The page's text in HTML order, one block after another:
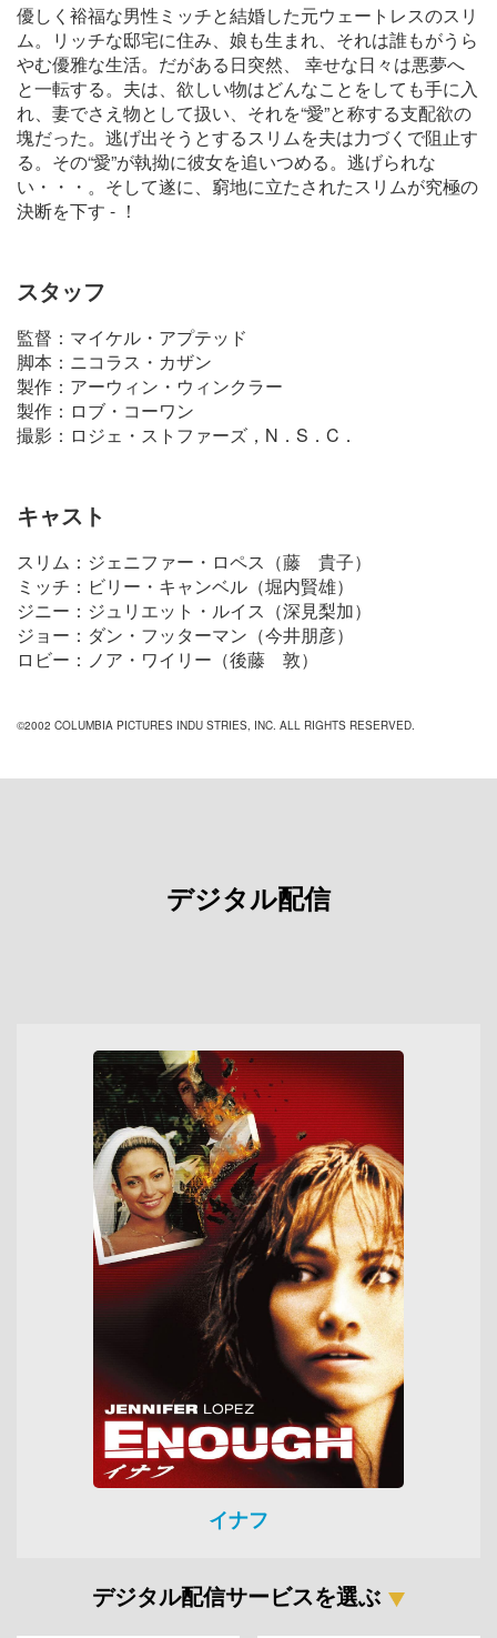
優しく裕福な男性ミッチと結婚した元ウェートレスのスリ
ム。リッチな邸宅に住み、娘も生まれ、それは誰もがうら
やむ優雅な生活。だがある日突然、 幸せな日々は悪夢へ
と一転する。夫は、欲しい物はどんなことをしても手に入
れ、妻でさえ物として扱い、それを“愛”と称する支配欲の
塊だった。逃げ出そうとするスリムを夫は力づくで阻止す
る。その“愛”が執拗に彼女を追いつめる。逃げられな
い・・・。そして遂に、窮地に立たされたスリムが究極の
決断を下す - ！
スタッフ
監督：マイケル・アプテッド
脚本：ニコラス・カザン
製作：アーウィン・ウィンクラー
製作：ロブ・コーワン
撮影：ロジェ・ストファーズ，N．S．C．
キャスト
スリム：ジェニファー・ロペス（藤 貴子）
ミッチ：ビリー・キャンベル（堀内賢雄）
ジニー：ジュリエット・ルイス（深見梨加）
ジョー：ダン・フッターマン（今井朋彦）
ロビー：ノア・ワイリー（後藤 敦）
©2002 COLUMBIA PICTURES INDU STRIES, INC. ALL RIGHTS RESERVED.
デジタル配信
イナフ
デジタル配信サービスを選ぶ